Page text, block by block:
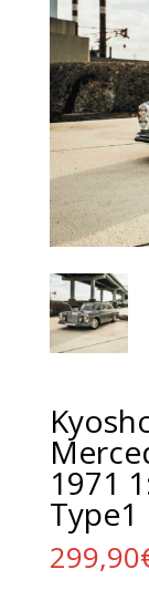
1971
Type1
299,90